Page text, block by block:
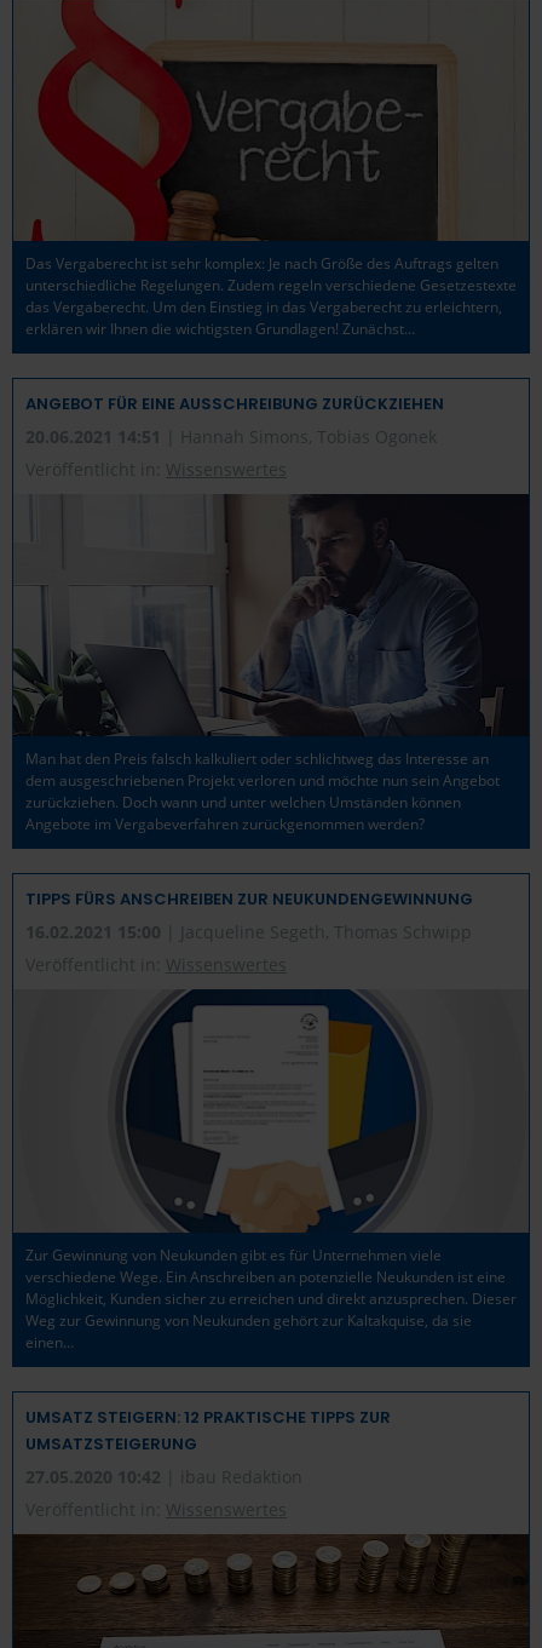
Das Vergaberecht ist sehr komplex: Je nach Größe des Auftrags gelten
unterschiedliche Regelungen. Zudem regeln verschiedene Gesetzestexte
das Vergaberecht. Um den Einstieg in das Vergaberecht zu erleichtern,
erklären wir Ihnen die wichtigsten Grundlagen! Zunächst…
ANGEBOT FÜR EINE AUSSCHREIBUNG ZURÜCKZIEHEN
20.06.2021 14:51
| Hannah Simons, Tobias Ogonek
Veröffentlicht in: Wissenswertes
Man hat den Preis falsch kalkuliert oder schlichtweg das Interesse an
dem ausgeschriebenen Projekt verloren und möchte nun sein Angebot
zurückziehen. Doch wann und unter welchen Umständen können
Angebote im Vergabeverfahren zurückgenommen werden?
TIPPS FÜRS ANSCHREIBEN ZUR NEUKUNDENGEWINNUNG
16.02.2021 15:00
| Jacqueline Segeth, Thomas Schwipp
Veröffentlicht in: Wissenswertes
Zur Gewinnung von Neukunden gibt es für Unternehmen viele
verschiedene Wege. Ein Anschreiben an potenzielle Neukunden ist eine
Möglichkeit, Kunden sicher zu erreichen und direkt anzusprechen. Dieser
Weg zur Gewinnung von Neukunden gehört zur Kaltakquise, da sie
einen…
UMSATZ STEIGERN: 12 PRAKTISCHE TIPPS ZUR
UMSATZSTEIGERUNG
27.05.2020 10:42
| ibau Redaktion
Veröffentlicht in: Wissenswertes